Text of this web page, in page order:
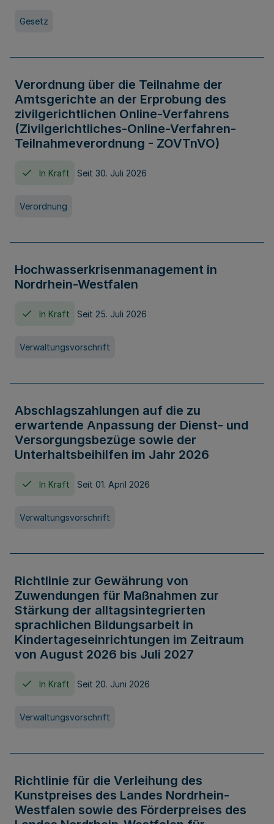
Gesetz
Verordnung über die Teilnahme der
Amtsgerichte an der Erprobung des
zivilgerichtlichen Online-Verfahrens
(Zivilgerichtliches-Online-Verfahren-
Teilnahmeverordnung - ZOVTnVO)
In Kraft Seit 30. Juli 2026
Verordnung
Hochwasserkrisenmanagement in
Nordrhein-Westfalen
In Kraft Seit 25. Juli 2026
Verwaltungsvorschrift
Abschlagszahlungen auf die zu
erwartende Anpassung der Dienst- und
Versorgungsbezüge sowie der
Unterhaltsbeihilfen im Jahr 2026
In Kraft Seit 01. April 2026
Verwaltungsvorschrift
Richtlinie zur Gewährung von
Zuwendungen für Maßnahmen zur
Stärkung der alltagsintegrierten
sprachlichen Bildungsarbeit in
Kindertageseinrichtungen im Zeitraum
von August 2026 bis Juli 2027
In Kraft Seit 20. Juni 2026
Verwaltungsvorschrift
Richtlinie für die Verleihung des
Kunstpreises des Landes Nordrhein-
Westfalen sowie des Förderpreises des